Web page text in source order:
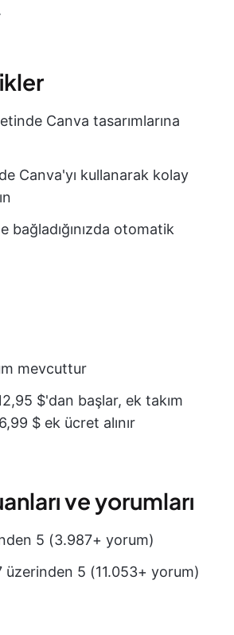
Canva tasarımlarına
Canva'yı kullanarak kolay
bağladığınızda otomatik
mevcuttur
$'dan başlar, ek takım
$ ek ücret alınır
ve yorumları
5 (3.987+ yorum)
üzerinden 5 (11.053+ yorum)